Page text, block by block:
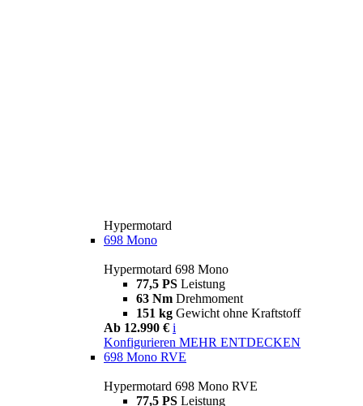
Hypermotard
698 Mono
Hypermotard 698 Mono
77,5 PS Leistung
63 Nm Drehmoment
151 kg Gewicht ohne Kraftstoff
Ab 12.990 € i
Konfigurieren MEHR ENTDECKEN
698 Mono RVE
Hypermotard 698 Mono RVE
77,5 PS Leistung